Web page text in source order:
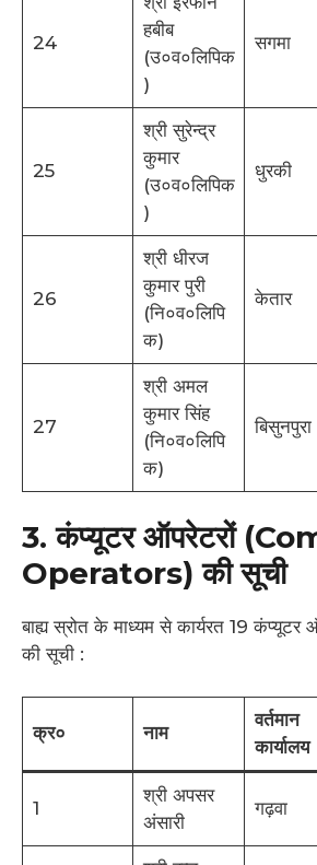
24
हबीब
(उ०व०लिपिक
)
सगमा
25
श्री सुरेन्द्र
कुमार
(उ०व०लिपिक
)
धुरकी
26
श्री धीरज
कुमार पुरी
(नि०व०लिपि
क)
केतार
27
श्री अमल
कुमार सिंह
(नि०व०लिपि
क)
बिसुनपुरा
3. कंप्यूटर ऑपरेटरों
Operators) की सूची
बाह्य स्रोत के माध्यम से कार्यरत 19 कंप्यूटर
की सूची :
क्र० नाम
वर्तमान
कार्यालय
1
श्री अपसर
अंसारी
गढ़वा